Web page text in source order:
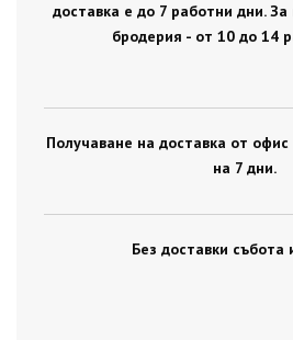
доставка е до 7 работни дни.
бродерия - от 10 до 14
Получаване на доставка от
на 7 дни.
Без доставки събота